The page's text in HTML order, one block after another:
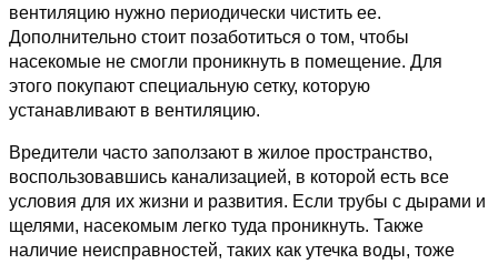
вентиляцию нужно периодически чистить ее.
Дополнительно стоит позаботиться о том, чтобы
насекомые не смогли проникнуть в помещение. Для
этого покупают специальную сетку, которую
устанавливают в вентиляцию.
Вредители часто заползают в жилое пространство,
воспользовавшись канализацией, в которой есть все
условия для их жизни и развития. Если трубы с дырами и
щелями, насекомым легко туда проникнуть. Также
наличие неисправностей, таких как утечка воды, тоже